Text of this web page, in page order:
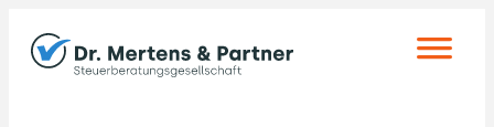
Inhalt
springen